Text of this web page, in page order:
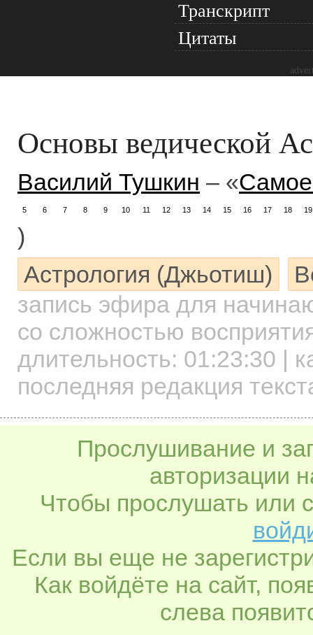
Транскрипт
Цитаты
Основы ведической
Василий Тушкин – «Самое
5 6 7 8 9 10 11 12 13 14 15 16 17 18 19
)
Астрология (Джьотиш)
запись эфира для
со сложностью
длительность: 01:23:30 |
последняя редакция
Прослушивание и
авторизации
Чтобы прослушать или
Если вы еще не
Как войдёте на сайт,
слева